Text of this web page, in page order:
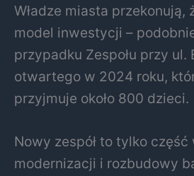
Władze miasta przekonują,
model inwestycji –
przypadku Zespołu przy ul.
otwartego w 2024 roku,
przyjmuje około 800 dzieci.
Nowy zespół to tylko
modernizacji i rozbudowy